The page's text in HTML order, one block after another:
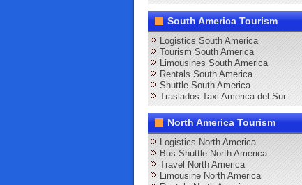
South America Tourism
Logistics South America
Tourism South America
Limousines South America
Rentals South America
Shuttle South America
Traslados Taxi America del Sur
North America Tourism
Logistics North America
Bus Shuttle North America
Travel North America
Limousine North America